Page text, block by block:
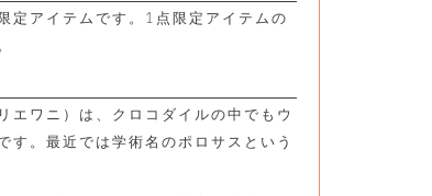
定アイテムです。1点限定アイテムの
エワニ）は、クロコダイルの中でもウ
す。最近では学術名のポロサスという